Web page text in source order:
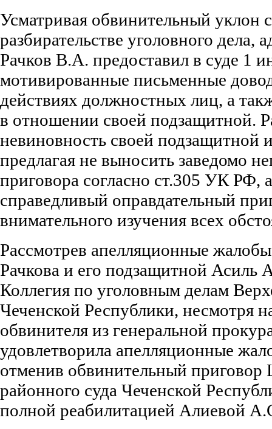
Усматривая обвинительный уклон
разбирательстве уголовного дела,
Рачков В.А. предоставил в суде 1
мотивированные письменные
действиях должностных лиц, а
в отношении своей подзащитной.
невиновность своей подзащитной
предлагая не выносить заведомо
приговора согласно ст.305 УК РФ,
справедливый оправдательный
внимательного изучения всех
Рассмотрев апелляционные
Рачкова и его подзащитной Асиль
Коллегия по уголовным делам
Чеченской Республики, несмотря
обвинителя из генеральной
удовлетворила апелляционные
отменив обвинительный приговор
районного суда Чеченской
полной реабилитацией Алиевой